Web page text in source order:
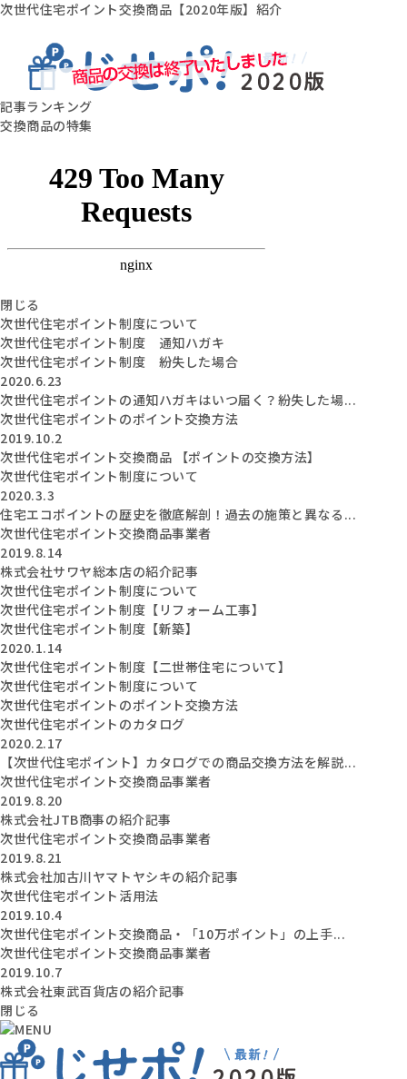
次世代住宅ポイント交換商品【2020年版】紹介
記事ランキング
交換商品の特集
閉じる
次世代住宅ポイント制度について
次世代住宅ポイント制度 通知ハガキ
次世代住宅ポイント制度 紛失した場合
2020.6.23
次世代住宅ポイントの通知ハガキはいつ届く？紛失した場...
次世代住宅ポイントのポイント交換方法
2019.10.2
次世代住宅ポイント交換商品 【ポイントの交換方法】
次世代住宅ポイント制度について
2020.3.3
住宅エコポイントの歴史を徹底解剖！過去の施策と異なる...
次世代住宅ポイント交換商品事業者
2019.8.14
株式会社サワヤ総本店の紹介記事
次世代住宅ポイント制度について
次世代住宅ポイント制度【リフォーム工事】
次世代住宅ポイント制度【新築】
2020.1.14
次世代住宅ポイント制度【二世帯住宅について】
次世代住宅ポイント制度について
次世代住宅ポイントのポイント交換方法
次世代住宅ポイントのカタログ
2020.2.17
【次世代住宅ポイント】カタログでの商品交換方法を解説...
次世代住宅ポイント交換商品事業者
2019.8.20
株式会社JTB商事の紹介記事
次世代住宅ポイント交換商品事業者
2019.8.21
株式会社加古川ヤマトヤシキの紹介記事
次世代住宅ポイント活用法
2019.10.4
次世代住宅ポイント交換商品・「10万ポイント」の上手...
次世代住宅ポイント交換商品事業者
2019.10.7
株式会社東武百貨店の紹介記事
閉じる